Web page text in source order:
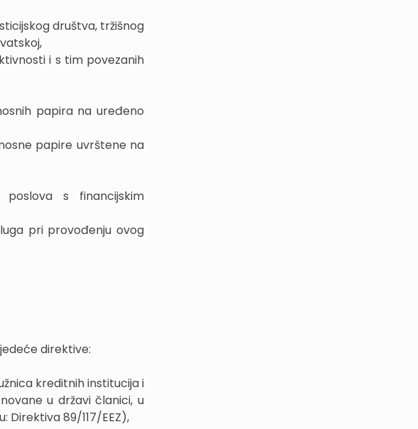
društva, tržišnog
i s tim povezanih
papira na uređeno
papire uvrštene na
s financijskim
pri provođenju ovog
direktive:
kreditnih institucija i
u državi članici, u
89/117/EEZ),